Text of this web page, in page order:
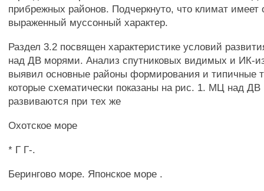
прибрежных районов. Подчеркнуто, что климат имеет
выраженный муссонный характер.
Раздел 3.2 посвящен характеристике условий
над ДВ морями. Анализ спутниковых видимых и ИК-
выявил основные районы формирования и типичные
которые схематически показаны на рис. 1. МЦ над
развиваются при тех же
Охотское море
* Г Г-.
Берингово море. Японское море .